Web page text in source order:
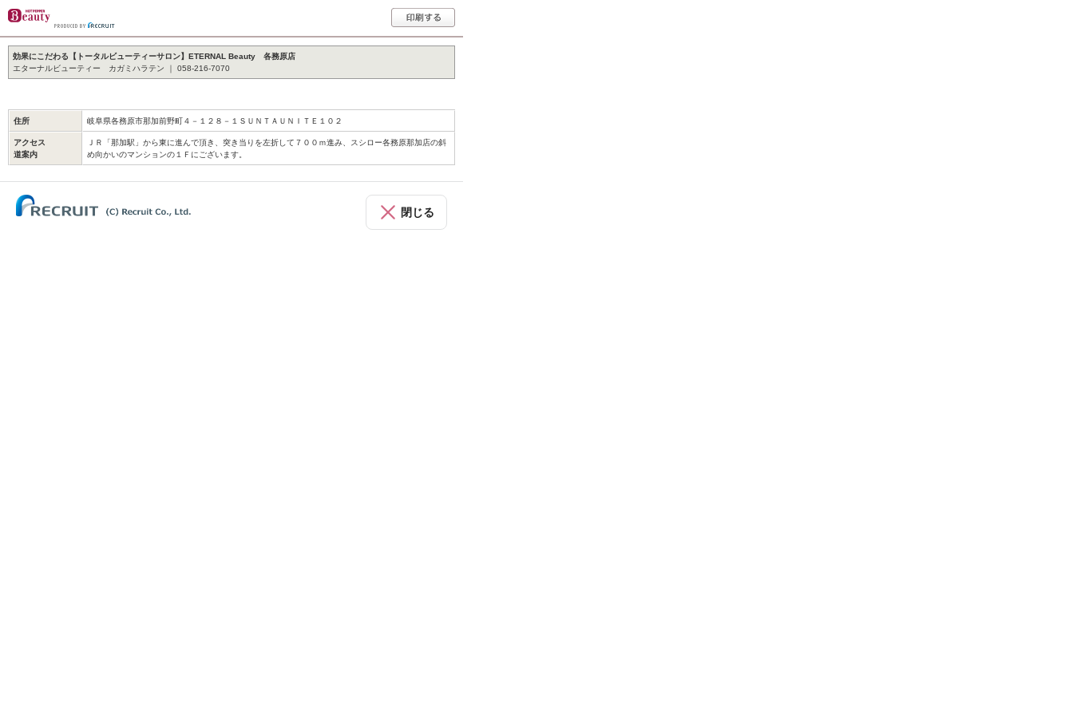
効果にこだわる【トータルビューティーサロン】ETERNAL Beauty 各務原店
エターナルビューティー カガミハラテン ｜ 058-216-7070
住所 岐阜県各務原市那加前野町４－１２８－１ＳＵＮＴＡＵＮＩＴＥ１０２
アクセス
道案内
ＪＲ「那加駅」から東に進んで頂き、突き当りを左折して７００ｍ進み、スシロー各務原那加店の斜
め向かいのマンションの１Ｆにございます。
閉じる